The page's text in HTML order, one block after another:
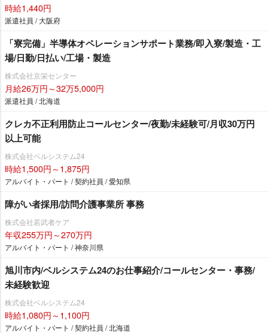
時給1,440円
派遣社員 / 大阪府
「寮完備」半導体オペレーションサポート業務/即入寮/製造・工
場/日勤/日払い/工場・製造
株式会社京栄センター
月給26万円～32万5,000円
派遣社員 / 北海道
クレカ不正利用防止コールセンター/夜勤/未経験可/月収30万円
以上可能
株式会社ベルシステム24
時給1,500円～1,875円
アルバイト・パート / 契約社員 / 愛知県
障がい者採用/訪問介護事業所 事務
株式会社若武者ケア
年収255万円～270万円
アルバイト・パート / 神奈川県
旭川市内/ベルシステム24のお仕事紹介/コールセンター・事務/
未経験歓迎
株式会社ベルシステム24
時給1,080円～1,100円
アルバイト・パート / 契約社員 / 北海道